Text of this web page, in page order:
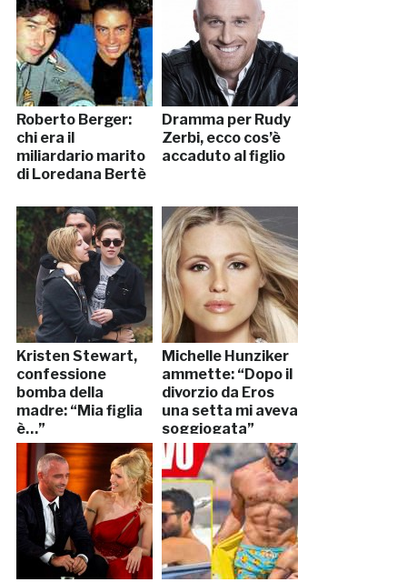
Roberto Berger:
chi era il
miliardario marito
di Loredana Bertè
Dramma per Rudy
Zerbi, ecco cos’è
accaduto al figlio
Kristen Stewart,
confessione
bomba della
madre: “Mia figlia
è…”
Michelle Hunziker
ammette: “Dopo il
divorzio da Eros
una setta mi aveva
soggiogata”